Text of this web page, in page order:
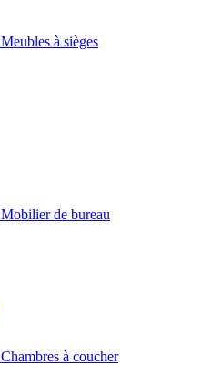
Meubles à sièges
Mobilier de bureau
Chambres à coucher